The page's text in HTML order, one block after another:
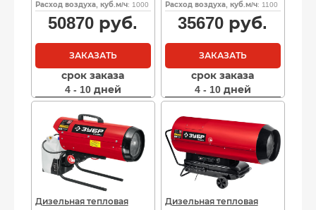
Расход воздуха, куб.м/ч: 1000
50870 руб.
ЗАКАЗАТЬ
срок заказа
4 - 10 дней
Расход воздуха, куб.м/ч: 1100
35670 руб.
ЗАКАЗАТЬ
срок заказа
4 - 10 дней
Дизельная тепловая
Дизельная тепловая